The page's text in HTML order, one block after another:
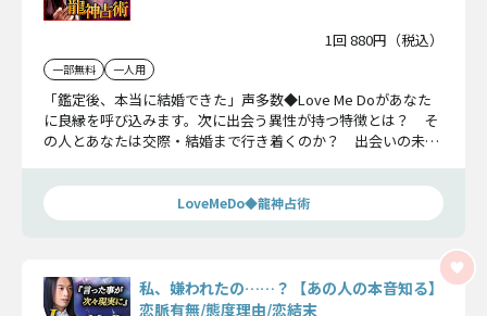
1回 880円（税込）
一部無料 一人用
「鑑定後、本当に結婚できた」声多数◆Love Me Doがあなた
に良縁を呼び込みます。次に出会う異性が持つ特徴とは？ そ
の人とあなたは交際・結婚まで行き着くのか？ 出会いの未来
LoveMeDo◆龍神占術
私、嫌われたの……？【あの人の本音知る】
恋脈有無/態度理由/恋結末